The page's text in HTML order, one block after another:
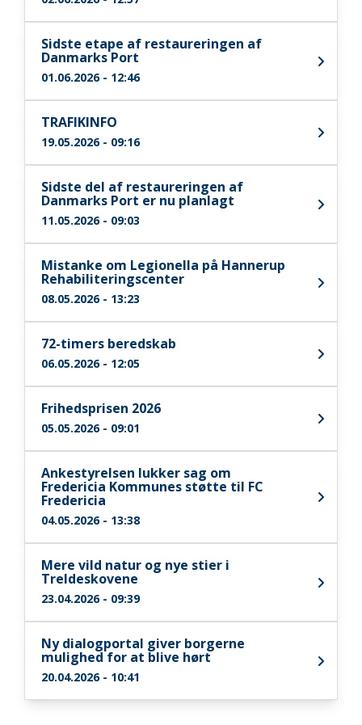
Sidste etape af restaureringen af
Danmarks Port
01.06.2026 - 12:46
TRAFIKINFO
19.05.2026 - 09:16
Sidste del af restaureringen af
Danmarks Port er nu planlagt
11.05.2026 - 09:03
Mistanke om Legionella på Hannerup
Rehabiliteringscenter
08.05.2026 - 13:23
72-timers beredskab
06.05.2026 - 12:05
Frihedsprisen 2026
05.05.2026 - 09:01
Ankestyrelsen lukker sag om
Fredericia Kommunes støtte til FC
Fredericia
04.05.2026 - 13:38
Mere vild natur og nye stier i
Treldeskovene
23.04.2026 - 09:39
Ny dialogportal giver borgerne
mulighed for at blive hørt
20.04.2026 - 10:41